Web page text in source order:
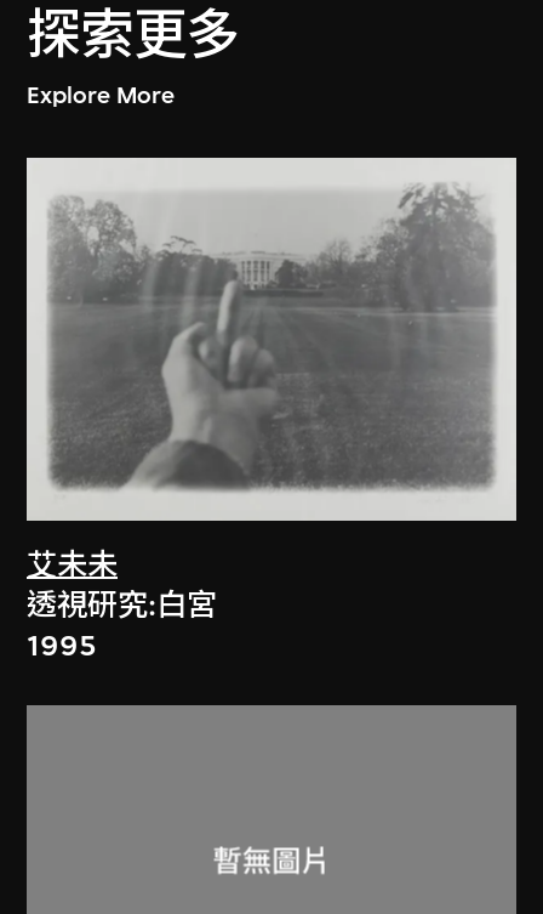
探索更多
Explore More
艾未未
透視研究:白宮
1995